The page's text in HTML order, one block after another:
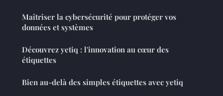
Maîtriser la cybersécurité pour protéger vos
données et systèmes
Découvrez yetiq : l'innovation au cœur des
étiquettes
Bien au-delà des simples étiquettes avec yetiq